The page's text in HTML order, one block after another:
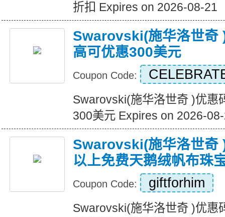
折扣 Expires on 2026-08-21
Swarovski(施华洛世奇
高可优惠300美元
Coupon Code:
Swarovski(施华洛世奇 )优惠
300美元 Expires on 2026-
Swarovski(施华洛世奇
以上免费天鹅绒帆布珠
Coupon Code: giftforhim
Swarovski(施华洛世奇 )优惠